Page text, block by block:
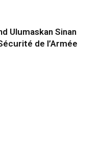
Ulumaskan Sinan
de l’Armée